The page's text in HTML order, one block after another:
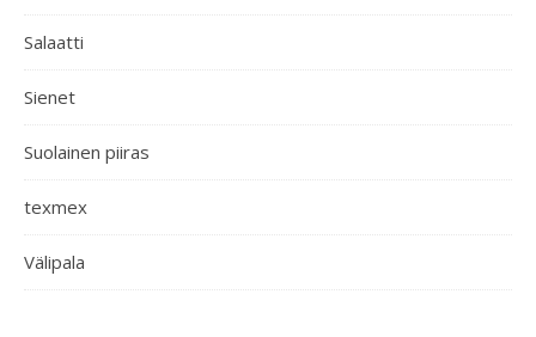
Salaatti
Sienet
Suolainen piiras
texmex
Välipala